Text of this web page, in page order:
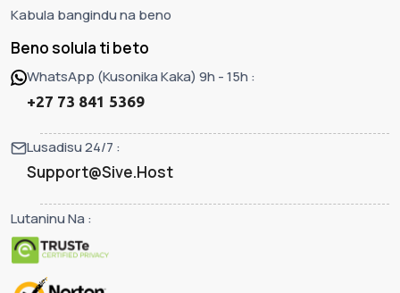
Kabula bangindu na beno
Beno solula ti beto
WhatsApp (Kusonika Kaka) 9h - 15h :
+27 73 841 5369
Lusadisu 24/7 :
Support@Sive.Host
Lutaninu Na :